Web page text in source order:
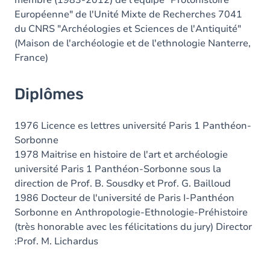
Européenne" de l'Unité Mixte de Recherches 7041
du CNRS "Archéologies et Sciences de l'Antiquité"
(Maison de l'archéologie et de l'ethnologie Nanterre,
France)
Diplômes
1976 Licence es lettres université Paris 1 Panthéon-
Sorbonne
1978 Maitrise en histoire de l'art et archéologie
université Paris 1 Panthéon-Sorbonne sous la
direction de Prof. B. Sousdky et Prof. G. Bailloud
1986 Docteur de l'université de Paris I-Panthéon
Sorbonne en Anthropologie-Ethnologie-Préhistoire
(très honorable avec les félicitations du jury) Director
:Prof. M. Lichardus